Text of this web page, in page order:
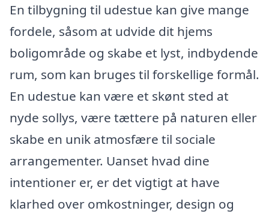
En tilbygning til udestue kan give mange
fordele, såsom at udvide dit hjems
boligområde og skabe et lyst, indbydende
rum, som kan bruges til forskellige formål.
En udestue kan være et skønt sted at
nyde sollys, være tættere på naturen eller
skabe en unik atmosfære til sociale
arrangementer. Uanset hvad dine
intentioner er, er det vigtigt at have
klarhed over omkostninger, design og